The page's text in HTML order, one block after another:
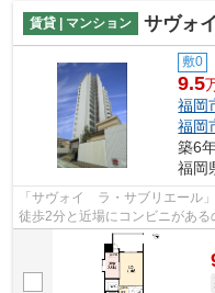
賃貸 | マンション サヴォ
敷0
9.5
福岡
福岡
築6
福岡
「サヴォイ ラ・サブリエール
徒歩2分と近場にコンビニがあ
待ちしております。築6年の物件